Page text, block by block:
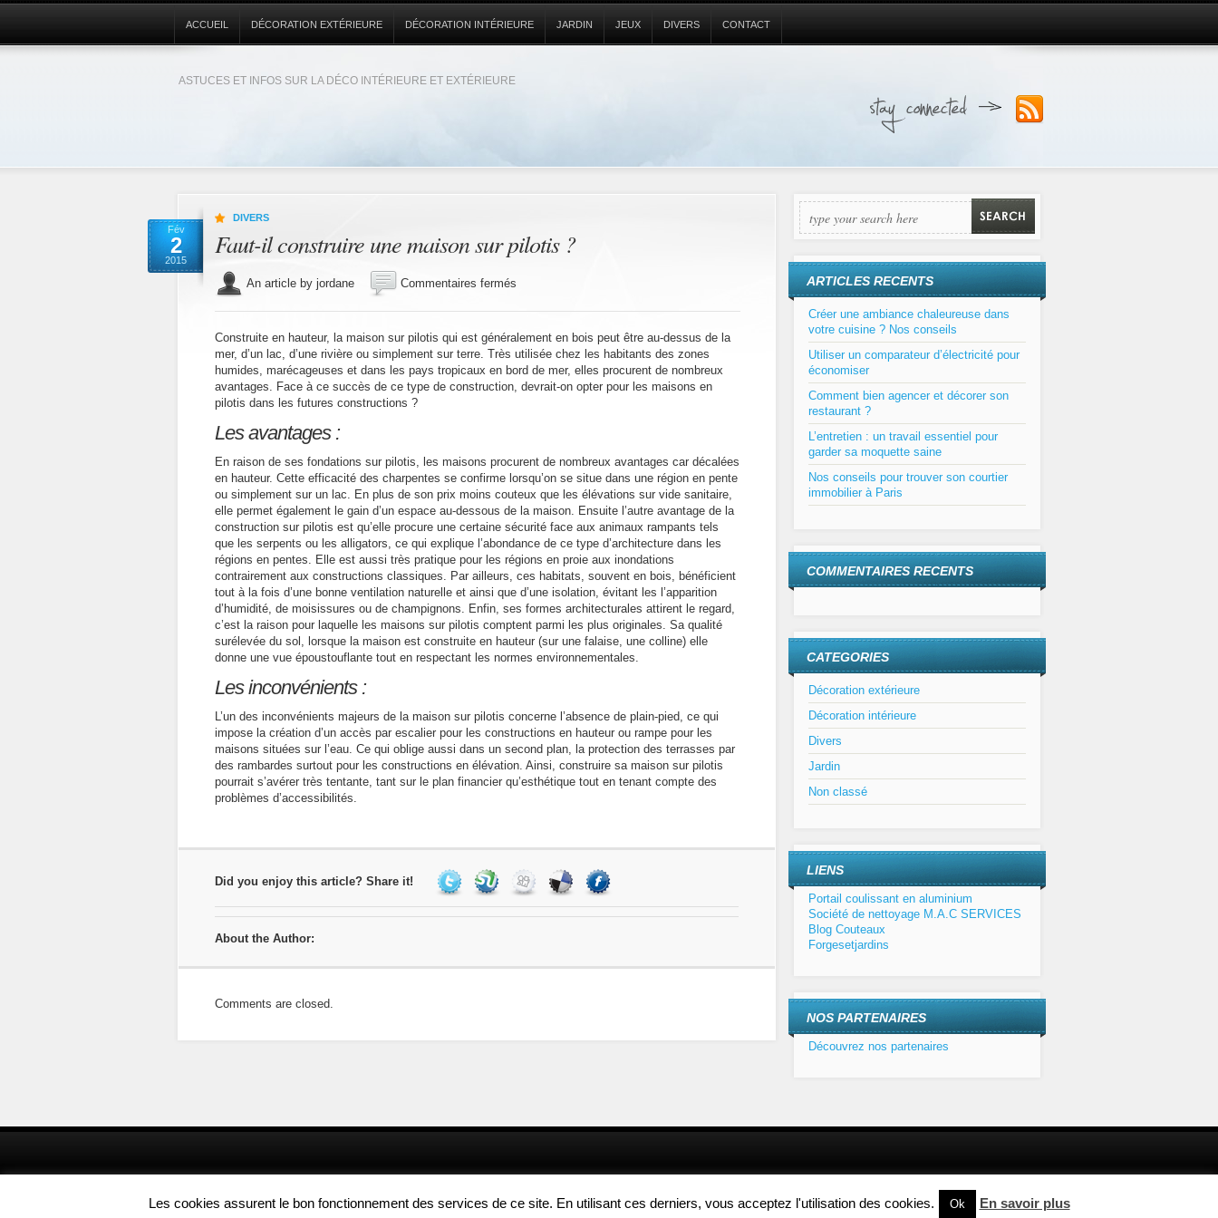
ASTUCES ET INFOS SUR LA DÉCO INTÉRIEURE ET EXTÉRIEURE
ACCUEIL DÉCORATION EXTÉRIEURE DÉCORATION INTÉRIEURE JARDIN JEUX DIVERS CONTACT
Fév
2
2015
DIVERS
Faut-il construire une maison sur pilotis ?
An article by jordane Commentaires fermés
il
une
maison
sur
pilotis
Construite en hauteur, la maison sur pilotis qui est généralement en bois peut être au-dessus de la
mer, d’un lac, d’une rivière ou simplement sur terre. Très utilisée chez les habitants des zones
humides, marécageuses et dans les pays tropicaux en bord de mer, elles procurent de nombreux
avantages. Face à ce succès de ce type de construction, devrait-on opter pour les maisons en
pilotis dans les futures constructions ?
Les avantages :
En raison de ses fondations sur pilotis, les maisons procurent de nombreux avantages car décalées
en hauteur. Cette efficacité des charpentes se confirme lorsqu’on se situe dans une région en pente
ou simplement sur un lac. En plus de son prix moins couteux que les élévations sur vide sanitaire,
elle permet également le gain d’un espace au-dessous de la maison. Ensuite l’autre avantage de la
construction sur pilotis est qu’elle procure une certaine sécurité face aux animaux rampants tels
que les serpents ou les alligators, ce qui explique l’abondance de ce type d’architecture dans les
régions en pentes. Elle est aussi très pratique pour les régions en proie aux inondations
contrairement aux constructions classiques. Par ailleurs, ces habitats, souvent en bois, bénéficient
tout à la fois d’une bonne ventilation naturelle et ainsi que d’une isolation, évitant les l’apparition
d’humidité, de moisissures ou de champignons. Enfin, ses formes architecturales attirent le regard,
c’est la raison pour laquelle les maisons sur pilotis comptent parmi les plus originales. Sa qualité
surélevée du sol, lorsque la maison est construite en hauteur (sur une falaise, une colline) elle
donne une vue époustouflante tout en respectant les normes environnementales.
Les inconvénients :
L’un des inconvénients majeurs de la maison sur pilotis concerne l’absence de plain-pied, ce qui
impose la création d’un accès par escalier pour les constructions en hauteur ou rampe pour les
maisons situées sur l’eau. Ce qui oblige aussi dans un second plan, la protection des terrasses par
des rambardes surtout pour les constructions en élévation. Ainsi, construire sa maison sur pilotis
pourrait s’avérer très tentante, tant sur le plan financier qu’esthétique tout en tenant compte des
problèmes d’accessibilités.
Did you enjoy this article? Share it!
About the Author:
Comments are closed.
ARTICLES RECENTS
Créer une ambiance chaleureuse dans
votre cuisine ? Nos conseils
Utiliser un comparateur d’électricité pour
économiser
Comment bien agencer et décorer son
restaurant ?
L’entretien : un travail essentiel pour
garder sa moquette saine
Nos conseils pour trouver son courtier
immobilier à Paris
COMMENTAIRES RECENTS
CATEGORIES
Décoration extérieure
Décoration intérieure
Divers
Jardin
Non classé
LIENS
Portail coulissant en aluminium
Société de nettoyage M.A.C SERVICES
Blog Couteaux
Forgesetjardins
NOS PARTENAIRES
Découvrez nos partenaires
© Copyright 2012 Aufoyer.fr
Magento Hosting
Les cookies assurent le bon fonctionnement des services de ce site. En utilisant ces derniers, vous acceptez l'utilisation des cookies. Ok En savoir plus